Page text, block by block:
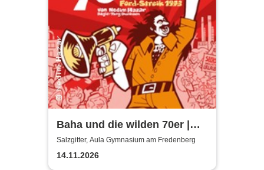
Baha und die wilden 70er |
Aula Gymnasium am
Fredenberg
Salzgitter, Aula Gymnasium am Fredenberg
14.11.2026